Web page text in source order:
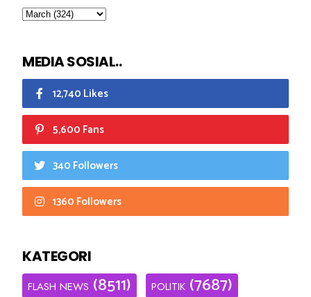
MEDIA SOSIAL..
12,740 Likes
5,600 Fans
340 Followers
1360 Followers
KATEGORI
FLASH NEWS (8511) POLITIK (7687)